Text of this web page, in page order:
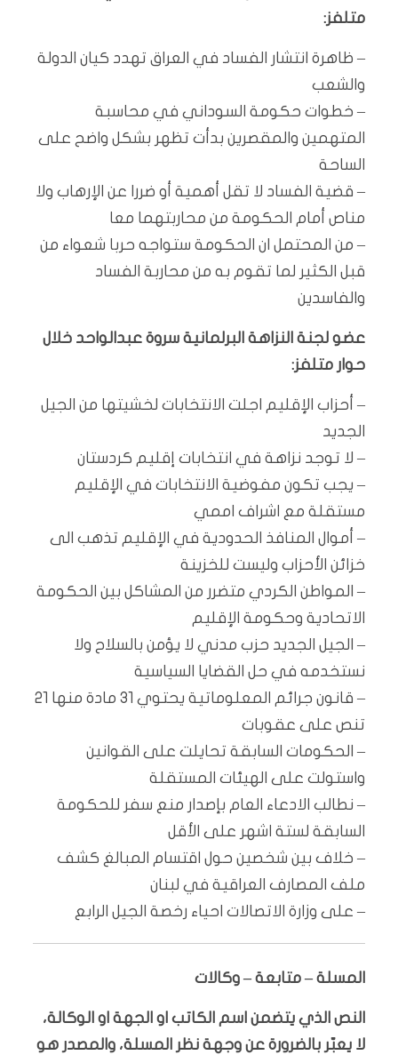
متلفز:
– ظاهرة انتشار الفساد في العراق تهدد كيان الدولة
والشعب
– خطوات حكومة السوداني في محاسبة
المتهمين والمقصرين بدأت تظهر بشكل واضح على
الساحة
– قضية الفساد لا تقل أهمية أو ضررا عن الإرهاب ولا
مناص أمام الحكومة من محاربتهما معا
– من المحتمل ان الحكومة ستواجه حربا شعواء من
قبل الكثير لما تقوم به من محاربة الفساد
والفاسدين
عضو لجنة النزاهة البرلمانية سروة عبدالواحد خلال
حوار متلفز:
– أحزاب الإقليم اجلت الانتخابات لخشيتها من الجيل
الجديد
– لا توجد نزاهة في انتخابات إقليم كردستان
– يجب تكون مفوضية الانتخابات في الإقليم
مستقلة مع اشراف اممي
– أموال المنافذ الحدودية في الإقليم تذهب الى
خزائن الأحزاب وليست للخزينة
– المواطن الكردي متضرر من المشاكل بين الحكومة
الاتحادية وحكومة الإقليم
– الجيل الجديد حزب مدني لا يؤمن بالسلاح ولا
نستخدمه في حل القضايا السياسية
– قانون جرائم المعلوماتية يحتوي 31 مادة منها 21
تنص على عقوبات
– الحكومات السابقة تحايلت على القوانين
واستولت على الهيئات المستقلة
– نطالب الادعاء العام بإصدار منع سفر للحكومة
السابقة لستة اشهر على الأقل
– خلاف بين شخصين حول اقتسام المبالغ كشف
ملف المصارف العراقية في لبنان
– على وزارة الاتصالات احياء رخصة الجيل الرابع
المسلة – متابعة – وكالات
النص الذي يتضمن اسم الكاتب او الجهة او الوكالة،
لا يعبّر بالضرورة عن وجهة نظر المسلة، والمصدر هو